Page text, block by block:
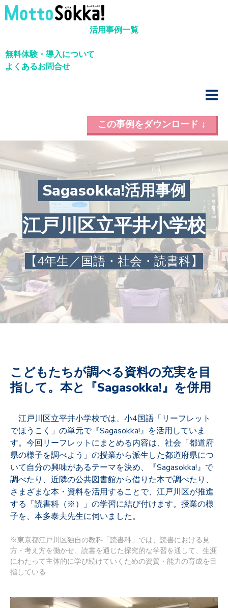
活用事例一覧
無料体験・導入について
よくあるお問合せ
この事例をダウンロード ↓
Sagasokka!活用事例
江戸川区立平井小学校
【4年生／国語・社会・読書科】
こどもたちが調べる資料の充実を目
指して。本と『Sagasokka!』を併用
江戸川区立平井小学校では、小4国語「リーフレット
でほうこく」の単元で『Sagasokka!』を活用していま
す。今回リーフレットにまとめる内容は、社会「都道府
県の様子を調べよう」の授業から派生した都道府県につ
いて自分の興味があるテーマを決め、『Sagasokka!』で
調べたり、近隣の公共図書館から借りた本で調べたり、
さまざまな本・資料を活用することで、江戸川区が推進
する「読書科（※）」の学習に結び付けます。授業の様
子を、本多泰夫先生に伺いました。
※東京都江戸川区独自の教科「読書科」では、読書における見
方・考え方を働かせ、読書を通じた探究的な学習を通して、生涯
にわたって主体的に学び続けていくための資質・能力の育成を目
指している